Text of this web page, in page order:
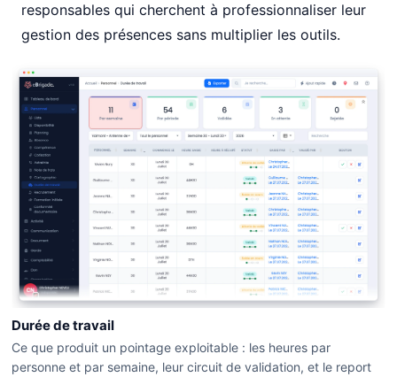
responsables qui cherchent à professionnaliser leur
gestion des présences sans multiplier les outils.
Durée de travail
Ce que produit un pointage exploitable : les heures par
personne et par semaine, leur circuit de validation, et le report